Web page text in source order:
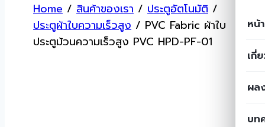
หน้
เกี่
ผล
บท
contentHome / สินค้าของเรา / ประตูอัตโนมัติ /
ประตูผ้าใบความเร็วสูง / PVC Fabric ผ้าใบ
ประตูม้วนความเร็วสูง PVC HPD-PF-01